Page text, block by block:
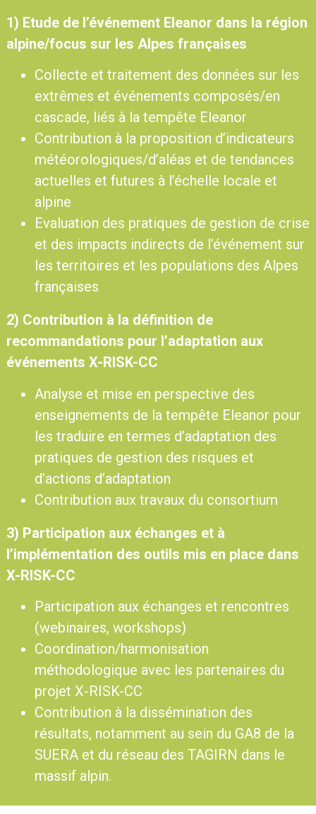
1) Etude de l’événement Eleanor dans la région
alpine/focus sur les Alpes françaises
Collecte et traitement des données sur les
extrêmes et événements composés/en
cascade, liés à la tempête Eleanor
Contribution à la proposition d’indicateurs
météorologiques/d’aléas et de tendances
actuelles et futures à l’échelle locale et
alpine
Evaluation des pratiques de gestion de crise
et des impacts indirects de l’événement sur
les territoires et les populations des Alpes
françaises
2) Contribution à la définition de
recommandations pour l’adaptation aux
événements X-RISK-CC
Analyse et mise en perspective des
enseignements de la tempête Eleanor pour
les traduire en termes d’adaptation des
pratiques de gestion des risques et
d’actions d’adaptation
Contribution aux travaux du consortium
3) Participation aux échanges et à
l’implémentation des outils mis en place dans
X-RISK-CC
Participation aux échanges et rencontres
(webinaires, workshops)
Coordination/harmonisation
méthodologique avec les partenaires du
projet X-RISK-CC
Contribution à la dissémination des
résultats, notamment au sein du GA8 de la
SUERA et du réseau des TAGIRN dans le
massif alpin.